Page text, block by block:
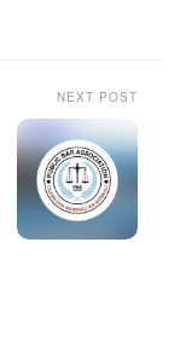
NEXT POST